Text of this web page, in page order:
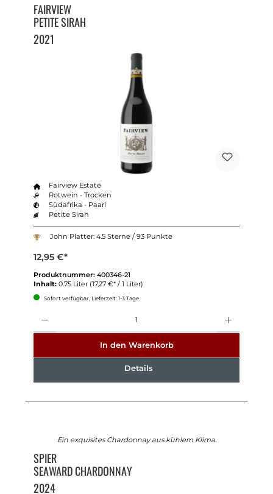
FAIRVIEW
PETITE SIRAH
2021
Fairview Estate
Rotwein - Trocken
Südafrika - Paarl
Petite Sirah
John Platter: 4.5 Sterne / 93 Punkte
12,95 €*
Produktnummer: 400346-21
Inhalt: 0.75 Liter (17,27 €* / 1 Liter)
Sofort verfügbar, Lieferzeit: 1-3 Tage
In den Warenkorb
Details
Ein exquisites Chardonnay aus kühlem Klima.
SPIER
SEAWARD CHARDONNAY
2024